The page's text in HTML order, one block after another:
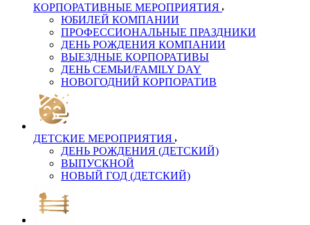
КОРПОРАТИВНЫЕ МЕРОПРИЯТИЯ
ЮБИЛЕЙ КОМПАНИИ
ПРОФЕССИОНАЛЬНЫЕ ПРАЗДНИКИ
ДЕНЬ РОЖДЕНИЯ КОМПАНИИ
ВЫЕЗДНЫЕ КОРПОРАТИВЫ
ДЕНЬ СЕМЬИ/FAMILY DAY
НОВОГОДНИЙ КОРПОРАТИВ
ДЕТСКИЕ МЕРОПРИЯТИЯ
ДЕНЬ РОЖДЕНИЯ (ДЕТСКИЙ)
ВЫПУСКНОЙ
НОВЫЙ ГОД (ДЕТСКИЙ)